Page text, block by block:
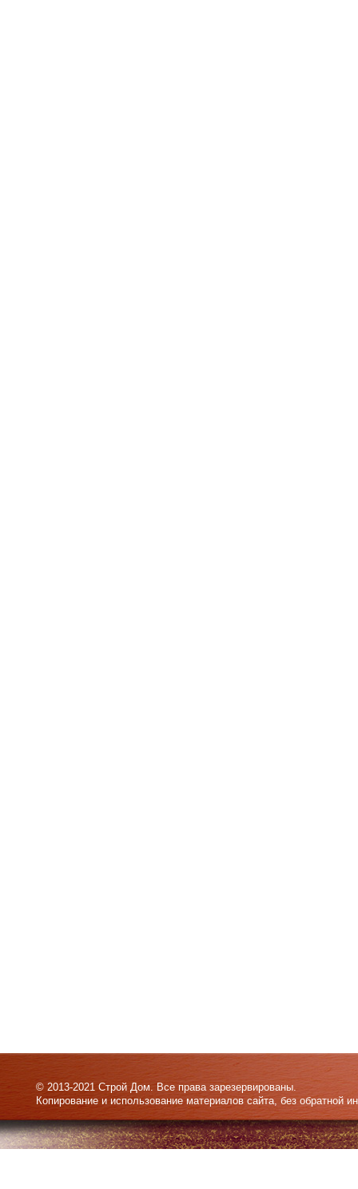
© 2013-2021 Строй Дом. Все права зарезервированы.
Копирование и использование материалов сайта, без обратной